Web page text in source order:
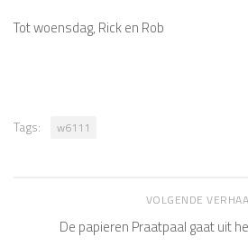
Tot woensdag, Rick en Rob
Tags: w6111
VOLGENDE
De papieren Praatpaal gaat uit